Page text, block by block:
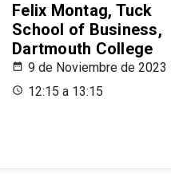
Felix Montag, Tuck
School of Business,
Dartmouth College
9 de Noviembre de 2023
12:15 a 13:15